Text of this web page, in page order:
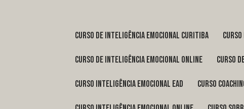
curso de inteligência emocional Curitiba
curso de inteligência emocional online curso
curso inteligência emocional ead curso